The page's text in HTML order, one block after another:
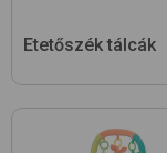
Etetőszék tálcák